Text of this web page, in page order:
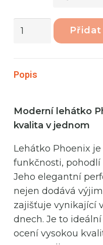
Phoenix
Indik
Popis
Moderní lehátko
kvalita v jednom
Lehátko Phoenix
funkčnosti,
Jeho elegantní
nejen dodává
zajišťuje vynikající
dnech. Je to
ocení vysokou